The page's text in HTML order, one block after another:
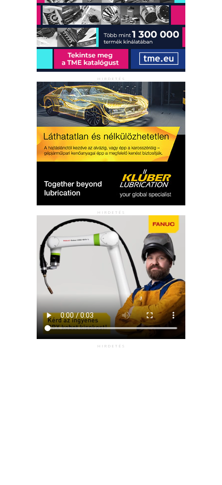
HIRDETÉS
HIRDETÉS
HIRDETÉS